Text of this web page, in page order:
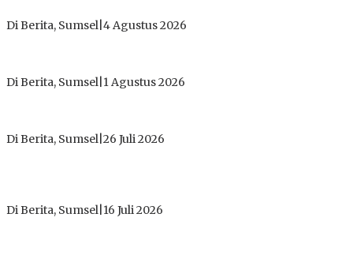
Di Berita, Sumsel 4 Agustus 2026
Di Berita, Sumsel 1 Agustus 2026
Di Berita, Sumsel 26 Juli 2026
Di Berita, Sumsel 16 Juli 2026